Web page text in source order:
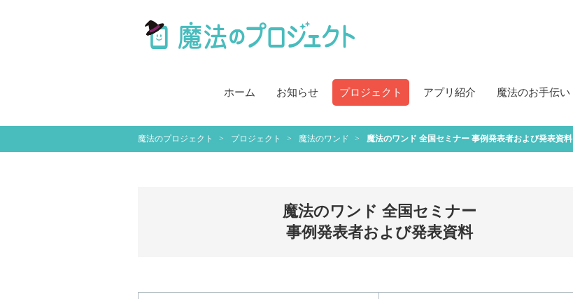
ホーム お知らせ プロジェクト アプリ紹介 魔法のお手伝い
魔法のプロジェクト プロジェクト 魔法のワンド 魔法のワンド 全国セミナー 事例発表者および発表資料
魔法のワンド 全国セミナー
事例発表者および発表資料